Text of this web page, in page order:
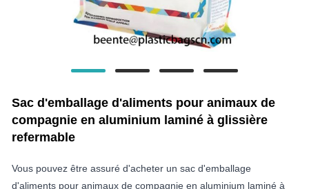
Sac d'emballage d'aliments pour animaux de
compagnie en aluminium laminé à glissière
refermable
Vous pouvez être assuré d'acheter un sac d'emballage
d'aliments pour animaux de compagnie en aluminium laminé à